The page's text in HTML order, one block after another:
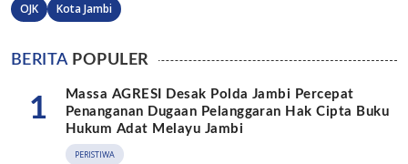
OJK
Kota Jambi
BERITAPOPULER
1
Massa AGRESI Desak Polda Jambi Percepat
Penanganan Dugaan Pelanggaran Hak Cipta Buku
Hukum Adat Melayu Jambi
PERISTIWA